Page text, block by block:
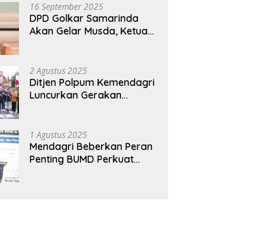
16 September 2025
DPD Golkar Samarinda
Akan Gelar Musda, Ketua
2 Agustus 2025
Ditjen Polpum Kemendagri
Luncurkan Gerakan
Denpasar
1 Agustus 2025
Mendagri Beberkan Peran
Penting BUMD Perkuat